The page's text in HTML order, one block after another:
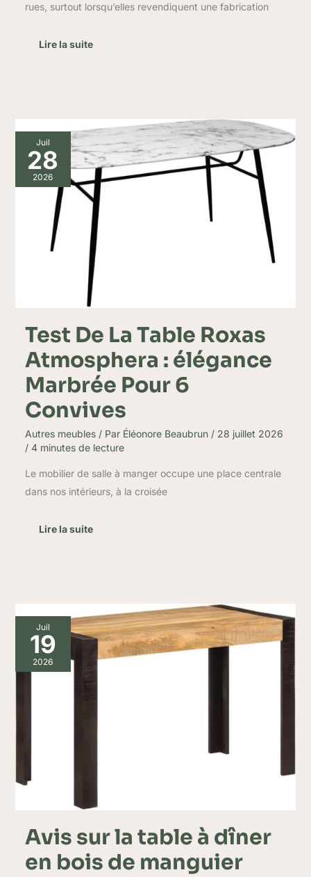
rues, surtout lorsqu’elles revendiquent une fabrication
Lire la suite
Juil
28
2026
Test De La Table Roxas
Atmosphera : élégance
Marbrée Pour 6
Convives
Autres meubles/ Par Éléonore Beaubrun / 28 juillet 2026
/ 4 minutes de lecture
Le mobilier de salle à manger occupe une place centrale
dans nos intérieurs, à la croisée
Test
De
La
Table
Roxas
Atmosphera
élégance
Marbrée
Lire la suite
Juil
19
2026
Avis sur la table à dîner
en bois de manguier
Avis
sur
la
table
à